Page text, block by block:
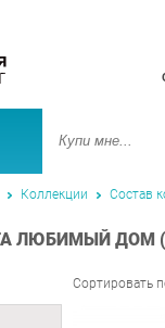
Коллекции Состав
ЛЮБИМЫЙ ДОМ
Сортировать